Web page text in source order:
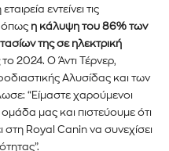
του
εντείνει τις
όπως η κάλυψη του 86% των
της σε ηλεκτρική
το 2024. Ο Άντι Τέρνερ,
Αλυσίδας και των
“Είμαστε χαρούμενοι
μας και πιστεύουμε ότι
στη Royal Canin να συνεχίσει